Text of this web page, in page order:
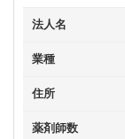
法人名
業種
住所
薬剤師数